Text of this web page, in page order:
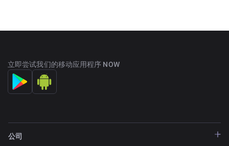
立即尝试我们的移动应用程序 NOW
公司